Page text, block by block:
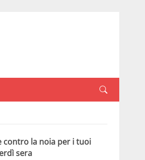
contro la noia per i tuoi
sera